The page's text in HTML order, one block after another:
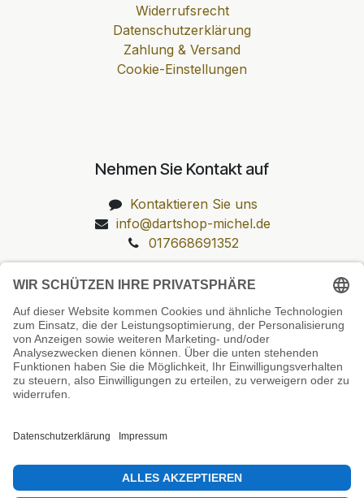
Widerrufsrecht
Datenschutzerklärung
Zahlung & Versand
Cookie-Einstellungen
Nehmen Sie Kontakt auf
Kontaktieren Sie uns
info@dartshop-michel.de
017668691352
Unsere Prüfsiegel